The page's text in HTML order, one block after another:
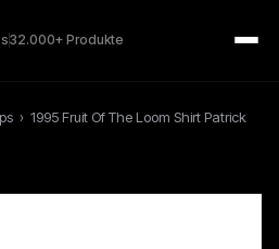
32.000+ Produkte
› 1995 Fruit Of The Loom Shirt Patrick